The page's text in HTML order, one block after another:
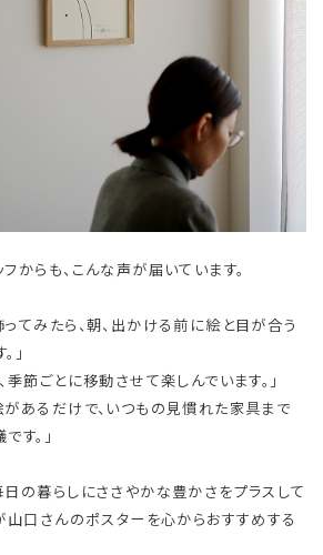
からも、こんな声が届いています。
てみたら、朝、出かける前に絵と目が合う
」
季節ごとに移動させて楽しんでいます。」
があるだけで、いつもの見慣れた家具まで
す。」
の暮らしにささやかな豊かさをプラスして
山口さんのポスターを心からおすすめする